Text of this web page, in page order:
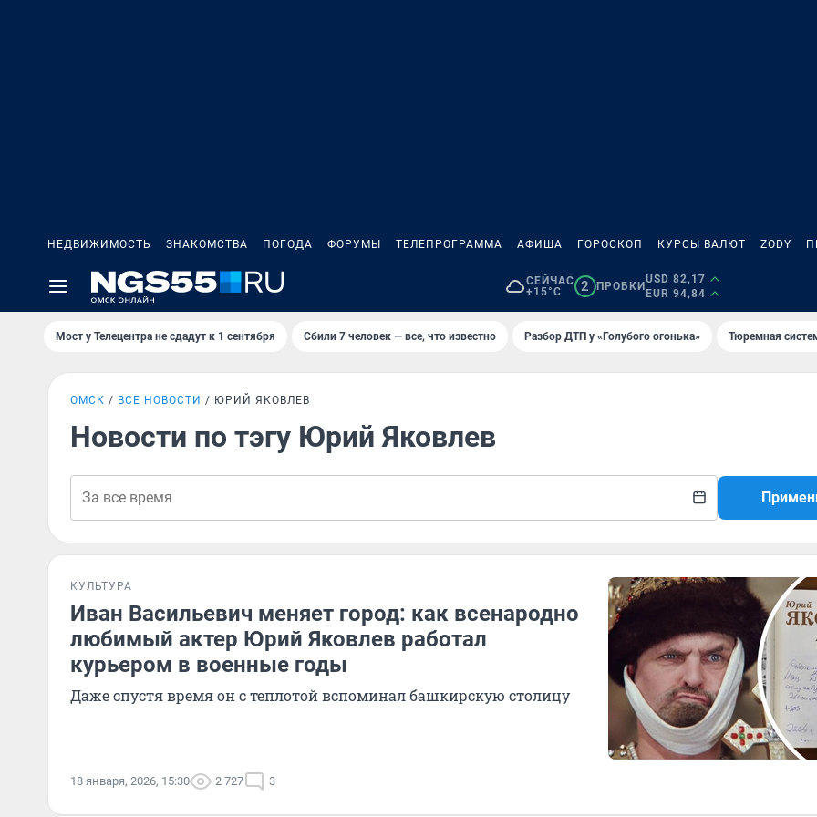
НЕДВИЖИМОСТЬ ЗНАКОМСТВА ПОГОДА ФОРУМЫ ТЕЛЕПРОГРАММА АФИША ГОРОСКОП КУРСЫ ВАЛЮТ ZODY
СЕЙЧАС
+15°C
2 ПРОБКИ
USD 82,17
EUR 94,84
Мост у Телецентра не сдадут к 1 сентября Сбили 7 человек — все, что известно Разбор ДТП у «Голубого огонька» Тюремная
ОМСК ВСЕ НОВОСТИ ЮРИЙ ЯКОВЛЕВ
Новости по тэгу Юрий Яковлев
КУЛЬТУРА
Иван Васильевич меняет город: как всенародно
любимый актер Юрий Яковлев работал
курьером в военные годы
Даже спустя время он с теплотой вспоминал башкирскую столицу
18 января, 2026, 15:30 2 727 3